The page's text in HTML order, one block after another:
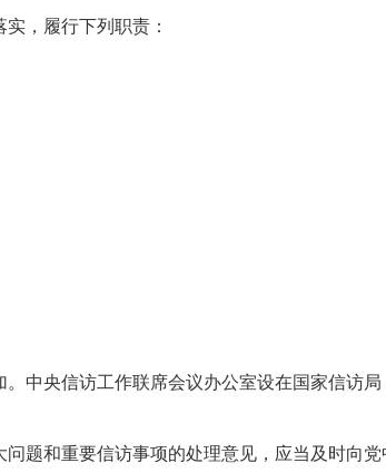
，履行下列职责：
中央信访工作联席会议办公室设在国家信访局
和重要信访事项的处理意见，应当及时向党